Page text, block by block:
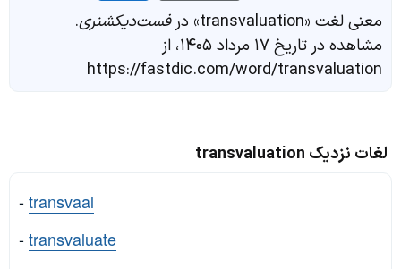
معنی لغت «transvaluation» در فست‌دیکشنری.
مشاهده در تاریخ ۱۷ مرداد ۱۴۰۵، از
https://fastdic.com/word/transvaluation
لغات نزدیک transvaluation
-transvaal
-transvaluate